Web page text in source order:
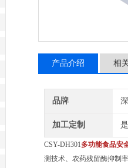
产品介绍 相
品牌
加工定制 是
CSY-DH301多功能食品安
测技术、农药残留酶抑制